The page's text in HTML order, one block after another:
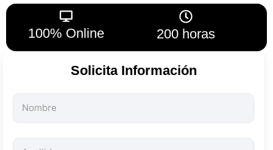
100% Online 200 horas
Solicita Información
Todos
los
son